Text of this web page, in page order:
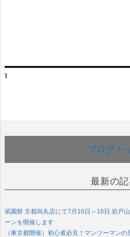
1
ブログト
最新の
祇園祭 京都烏丸店にて7月10日～16日 岩戸
ーンを開催します
（東京都開催）初心者必見！マンツーマン